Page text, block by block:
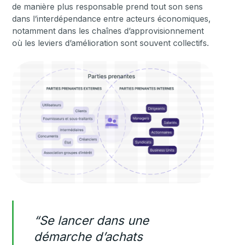
de manière plus responsable prend tout son sens
dans l’interdépendance entre acteurs économiques,
notamment dans les chaînes d’approvisionnement
où les leviers d’amélioration sont souvent collectifs.
“Se lancer dans une
démarche d’achats